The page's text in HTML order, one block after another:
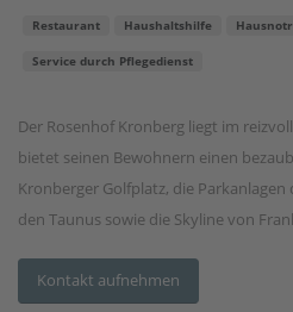
Restaurant Haushaltshilfe
Service durch Pflegedienst
Der Rosenhof Kronberg liegt im
bietet seinen Bewohnern einen
Kronberger Golfplatz, die
den Taunus sowie die Skyline von
Kontakt aufnehmen